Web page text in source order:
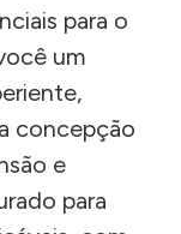
para o
um
concepção
e
para